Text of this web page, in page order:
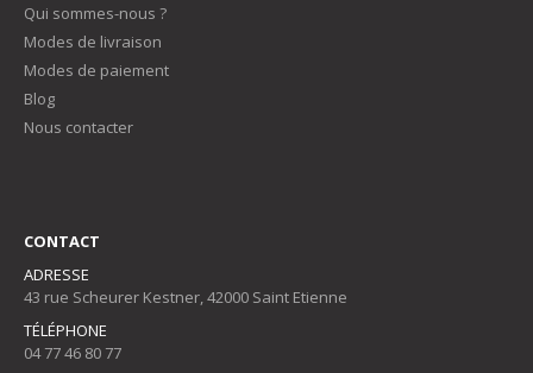
Qui sommes-nous ?
Modes de livraison
Modes de paiement
Blog
Nous contacter
CONTACT
ADRESSE
43 rue Scheurer Kestner, 42000 Saint Etienne
TÉLÉPHONE
04 77 46 80 77